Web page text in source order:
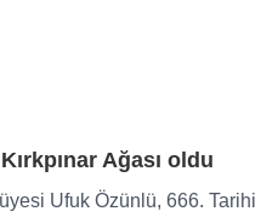
Ağası oldu
Ufuk Özünlü, 666. Tarihi